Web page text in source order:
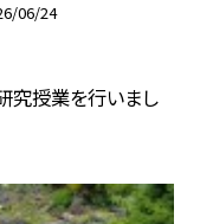
06/24
究授業を行いまし